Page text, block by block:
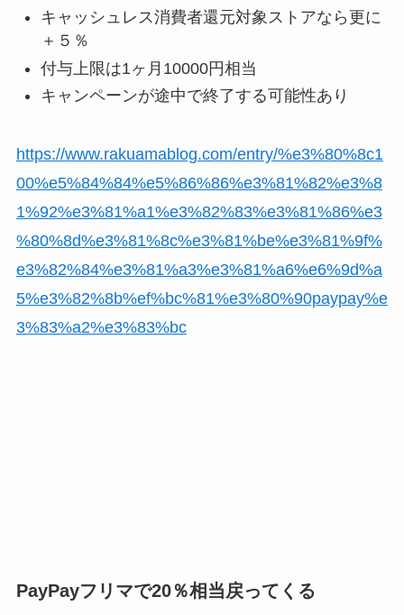
キャッシュレス消費者還元対象ストアなら更に
＋５％
付与上限は1ヶ月10000円相当
キャンペーンが途中で終了する可能性あり
https://www.rakuamablog.com/entry/%e3%80%8c1
00%e5%84%84%e5%86%86%e3%81%82%e3%8
1%92%e3%81%a1%e3%82%83%e3%81%86%e3
%80%8d%e3%81%8c%e3%81%be%e3%81%9f%
e3%82%84%e3%81%a3%e3%81%a6%e6%9d%a
5%e3%82%8b%ef%bc%81%e3%80%90paypay%e
3%83%a2%e3%83%bc
PayPayフリマで20％相当戻ってくる